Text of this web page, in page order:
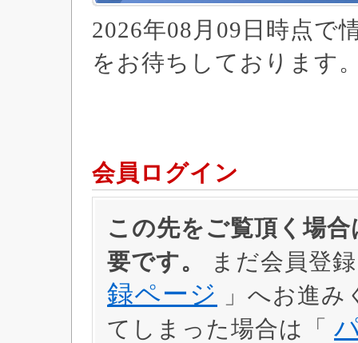
2026年08月09日時点で
をお待ちしております
会員ログイン
この先をご覧頂く場
要です。
まだ会員登
録ページ
」へお進
てしまった場合は「